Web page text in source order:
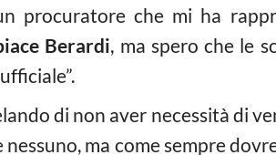
procuratore che mi ha
Berardi, ma spero che le
di non aver necessità di
ma come sempre